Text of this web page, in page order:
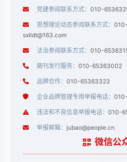
党建参阅联系方式： 010-
思想理论动态参阅联系方式：
sxlldt@163.com
法治参阅联系方式： 010-
期刊发行服务： 010-65363002
品牌合作： 010-65363323
企业品牌管理专用举报电话：
违法和不良信息举报电话： 010-
举报邮箱： jubao@people.cn
微信公